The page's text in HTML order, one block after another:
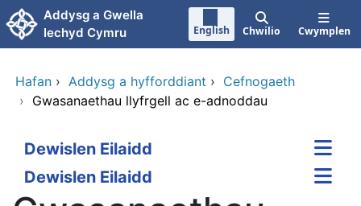
Neidio i'r prif gynnwy
Addysg a Gwella
Iechyd Cymru
English Chwilio Cwymplen
Hafan › Addysg a hyfforddiant › Cefnogaeth
› Gwasanaethau llyfrgell ac e-adnoddau
Dewislen Eilaidd
Dewislen Eilaidd